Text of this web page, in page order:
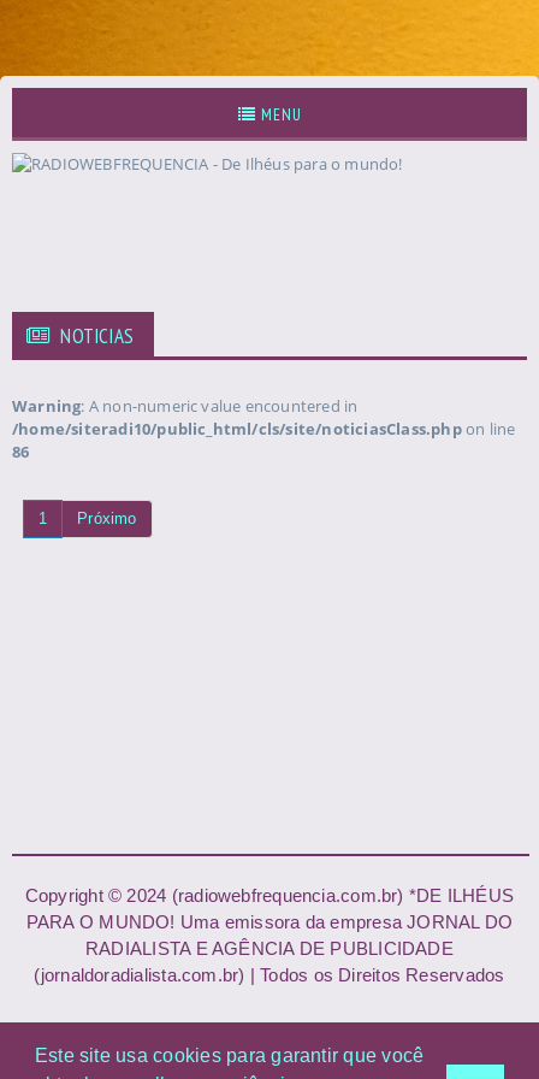
MENU
NOTICIAS
Warning: A non-numeric value encountered in
/home/siteradi10/public_html/cls/site/noticiasClass.phpon line
86
1 Próximo
Este site usa cookies para garantir que você
Copyright © 2024 (radiowebfrequencia.com.br) *DE ILHÉUS
PARA O MUNDO! Uma emissora da empresa JORNAL DO
RADIALISTA E AGÊNCIA DE PUBLICIDADE
(jornaldoradialista.com.br) | Todos os Direitos Reservados